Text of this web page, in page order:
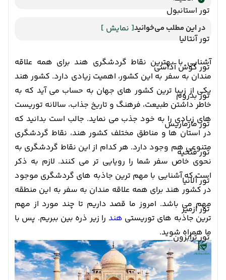
تور استانبول
تور آنتالیا
تور کوش آداسی
تور بدروم
تور مارماریس
تور فتحیه
تور آلانیا
تور ازمیر
تور ترابزون
در این مطلب می‌خوانید[ نمایش ]
آشنایی با بهترین نقاط گردشگری هند برای همه علاقه
مندان به سفر به این کشور، اهمیت زیادی دارد. کشور هند
یکی از زیبا ترین کشور های جهان به حساب می آید که به
خاطر داشتن طبیعت، فرهنگ و تاریخ جذاب، سالانه توریست
های زیادی را به خود جذب می نماید. جالب است بدانید که
در استان ها و مناطق مختلف کشور هند، نقاط گردشگری
متنوعی هم وجود دارد. هر کدام از این نقاط گردشگری به
نحوی خاص سفر شما را رویایی تر می کنند. لازم به ذکر
است که آشنایی با مهم ترین جاذبه های گردشگری موجود
در کشور هند برای همه علاقه مندان به سفر به این منطقه
مهم می باشد. امروز ما قصد داریم تا چند مورد از مهم
ترین جاذبه های توریستی هند را زیر ذره بین ببریم. پس با
ما همراه شوید.